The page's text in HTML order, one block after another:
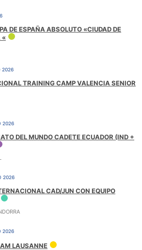
DE ESPAÑA ABSOLUTO «CIUDAD DE
«
2026
TRAINING CAMP VALENCIA SENIOR
2026
DEL MUNDO CADETE ECUADOR (IND +
2026
CAD/JUN CON EQUIPO
2026
LAUSANNE